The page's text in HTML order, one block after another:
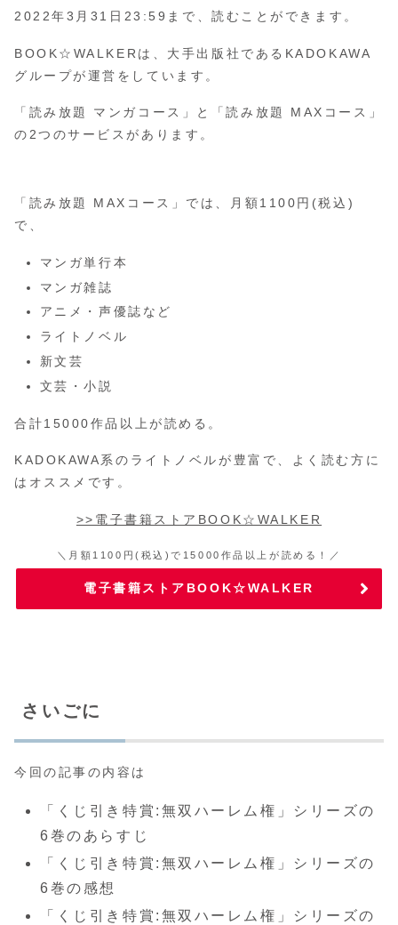
2022年3月31日23:59まで、読むことができます。
BOOK☆WALKERは、大手出版社であるKADOKAWA
グループが運営をしています。
「読み放題 マンガコース」と「読み放題 MAXコース」
の2つのサービスがあります。
「読み放題 MAXコース」では、月額1100円(税込)
で、
マンガ単行本
マンガ雑誌
アニメ・声優誌など
ライトノベル
新文芸
文芸・小説
合計15000作品以上が読める。
KADOKAWA系のライトノベルが豊富で、よく読む方に
はオススメです。
>>電子書籍ストアBOOK☆WALKER
＼月額1100円(税込)で15000作品以上が読める！／
電子書籍ストアBOOK☆WALKER
さいごに
今回の記事の内容は
「くじ引き特賞:無双ハーレム権」シリーズの
6巻のあらすじ
「くじ引き特賞:無双ハーレム権」シリーズの
6巻の感想
「くじ引き特賞:無双ハーレム権」シリーズの